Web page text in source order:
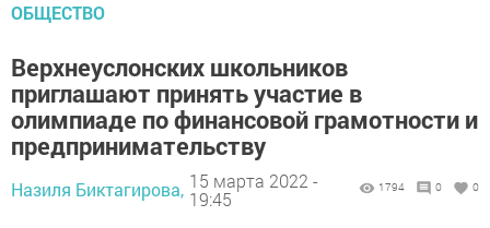
ОБЩЕСТВО
Верхнеуслонских школьников
приглашают принять участие в
олимпиаде по финансовой грамотности и
предпринимательству
Назиля Биктагирова, 15 марта 2022 -
19:45
1794 0 0